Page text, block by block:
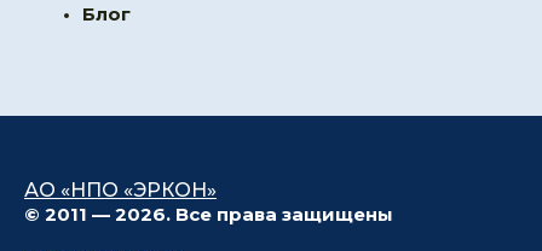
Блог
АО «НПО «ЭРКОН»
© 2011 — 2026. Все права защищены